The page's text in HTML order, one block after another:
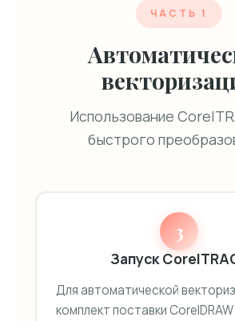
ЧАСТЬ 1
Использование
быстрого
3
Запуск
Для автоматической
комплект поставки CorelDRAW